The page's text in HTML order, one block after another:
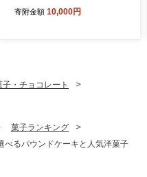
寄附金額 10,000円
子・チョコレート
菓子ランキング
べるパウンドケーキと人気洋菓子